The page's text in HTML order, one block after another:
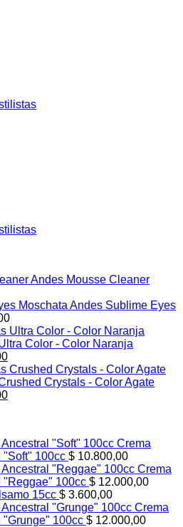
Andes Mousse Cleaner
Andes Sublime Eyes
Color - Color Naranja
El
precio
actual
es:
Crystals - Color Agate
El
$ 5.200,00.
Crema
"Soft" 100cc $ 10.800,00
Crema
"Reggae" 100cc $ 12.000,00
15cc $ 3.600,00
Crema
"Grunge" 100cc $ 12.000,00